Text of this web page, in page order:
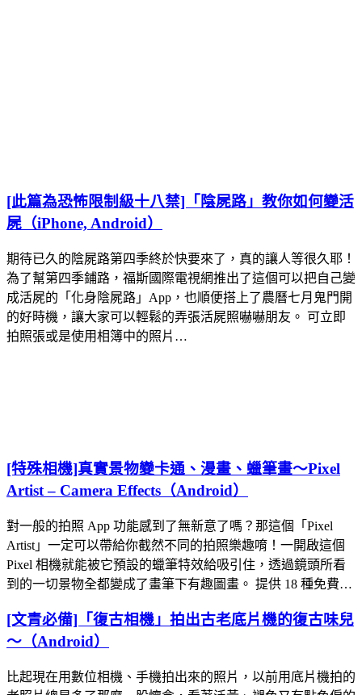
[此篇為恐怖限制級十八禁]「陰屍路」教你如何變活
屍（iPhone, Android）
期待已久的陰屍路第四季終於快要來了，真的讓人等很久耶！
為了幫第四季鋪路，福斯國際電視網推出了這個可以把自己變
成活屍的「化身陰屍路」App，也順便搭上了農曆七月鬼門開
的好時機，讓大家可以輕鬆的弄張活屍照嚇嚇朋友。 可立即
拍照張或是使用相簿中的照片…
[特殊相機]真實景物變卡通、漫畫、蠟筆畫～Pixel
Artist – Camera Effects（Android）
對一般的拍照 App 功能感到了無新意了嗎？那這個「Pixel
Artist」一定可以帶給你截然不同的拍照樂趣唷！一開啟這個
Pixel 相機就能被它預設的蠟筆特效給吸引住，透過鏡頭所看
到的一切景物全都變成了畫筆下有趣圖畫。 提供 18 種免費…
[文青必備]「復古相機」拍出古老底片機的復古味兒
～（Android）
比起現在用數位相機、手機拍出來的照片，以前用底片機拍的